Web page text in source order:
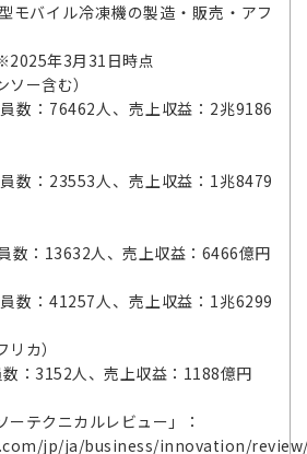
モバイル冷凍機の製造・販売・アフ
年3月31日時点
ー含む）
数：76462人、売上収益：2兆9186
数：23553人、売上収益：1兆8479
数：13632人、売上収益：6466億円
数：41257人、売上収益：1兆6299
カ）
：3152人、売上収益：1188億円
テクニカルレビュー」：
jp/ja/business/innovation/